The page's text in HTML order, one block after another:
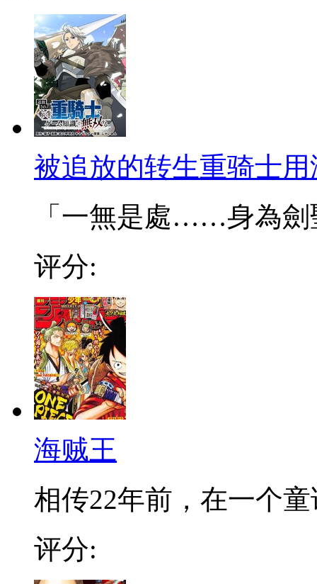
被追放的转生重骑士
「一無是處……身為劍
评分:
海贼王
相传22年前，在一个
评分: